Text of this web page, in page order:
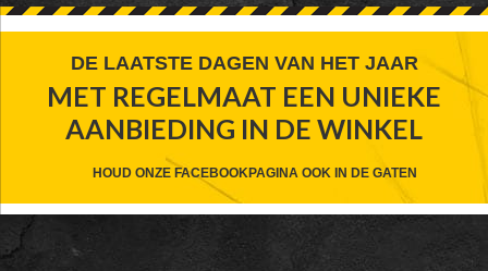
FOOTER
WIDGET
HEADER
DE LAATSTE DAGEN VAN HET JAAR
MET REGELMAAT EEN UNIEKE
AANBIEDING IN DE WINKEL
HOUD ONZE FACEBOOKPAGINA OOK IN DE GATEN